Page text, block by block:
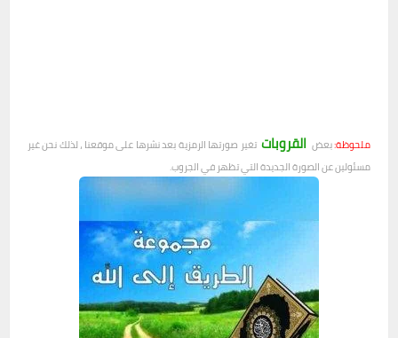
ملحوظة:بعض القروبات تغير صورتها الرمزية بعد نشرها على موقعنا ، لذلك نحن غير
مسئولين عن الصورة الجديدة التي تظهر في الجروب.